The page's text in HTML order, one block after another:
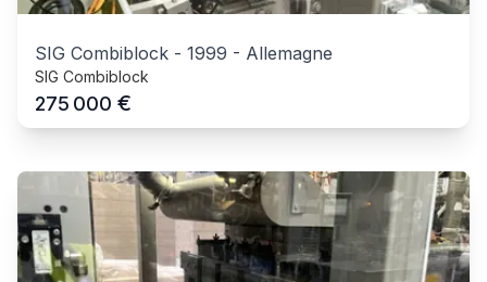
SIG Combiblock - 1999 - Allemagne
SIG Combiblock
275 000 €